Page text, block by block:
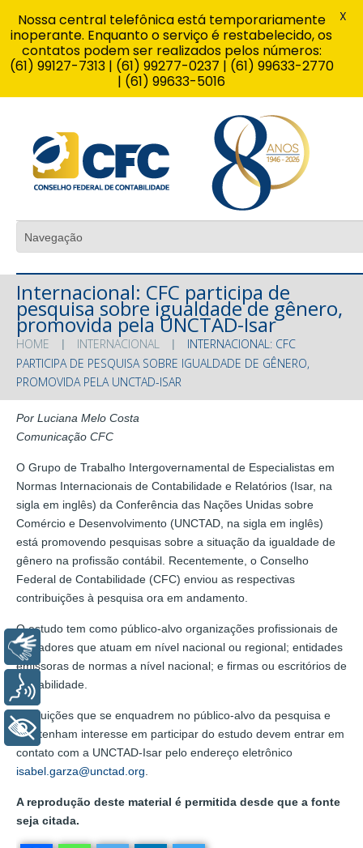
Internacional: CFC participa de
pesquisa sobre igualdade de gênero,
promovida pela UNCTAD-Isar
HOME INTERNACIONAL
INTERNACIONAL: CFC
PARTICIPA DE PESQUISA SOBRE IGUALDADE DE GÊNERO,
PROMOVIDA PELA UNCTAD-ISAR
Por Luciana Melo Costa
Comunicação CFC
O Grupo de Trabalho Intergovernamental de Especialistas em
Normas Internacionais de Contabilidade e Relatórios (Isar, na
sigla em inglês) da Conferência das Nações Unidas sobre
Comércio e Desenvolvimento (UNCTAD, na sigla em inglês)
está promovendo pesquisas sobre a situação da igualdade de
gênero na profissão contábil. Recentemente, o Conselho
Federal de Contabilidade (CFC) enviou as respectivas
contribuições à pesquisa ora em andamento.
O estudo tem como público-alvo organizações profissionais de
contadores que atuam em nível nacional ou regional; entidades
emissoras de normas a nível nacional; e firmas ou escritórios de
contabilidade.
Instituições que se enquadrem no público-alvo da pesquisa e
que tenham interesse em participar do estudo devem entrar em
contato com a UNCTAD-Isar pelo endereço eletrônico
isabel.garza@unctad.org
A reprodução deste material é permitida desde que a fonte
seja citada.
Nossa central telefônica está temporariamente
inoperante. Enquanto o serviço é restabelecido, os
contatos podem ser realizados pelos números:
(61) 99127-7313 | (61) 99277-0237 | (61) 99633-2770
| (61) 99633-5016
X
Libras
Voz
+ Acessibilidade